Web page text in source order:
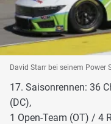
David Starr bei seinem Power
17. Saisonrennen: 36
(DC),
1 Open-Team (OT) / 4